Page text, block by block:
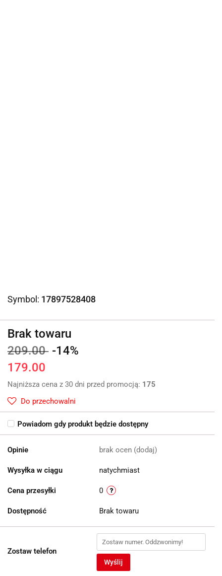
Symbol: 17897528408
Brak towaru
209.00 -14%
179.00
Najniższa cena z 30 dni przed promocją: 175
Do przechowalni
Powiadom gdy produkt będzie dostępny
Opinie brak ocen (dodaj)
Wysyłka w ciągu natychmiast
Cena przesyłki 0
Dostępność Brak towaru
Zostaw telefon
Wyślij